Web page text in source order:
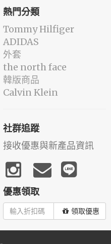
熱門分類
Tommy Hilfiger
ADIDAS
外套
the north face
韓版商品
Calvin Klein
社群追蹤
接收優惠與新產品資訊
優惠領取
領取優惠